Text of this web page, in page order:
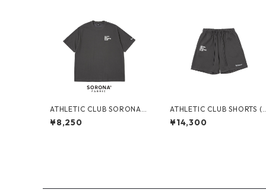
ATHLETIC CLUB SORONA®
TEE (CH GREY)
¥8,250
ATHLETIC CLUB SHORTS
H GREY)
¥14,300